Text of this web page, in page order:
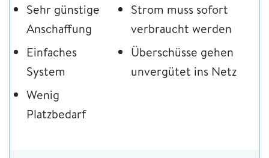
Sehr günstige
Anschaffung
Einfaches
System
Wenig
Platzbedarf
Strom muss sofort
verbraucht werden
Überschüsse gehen
unvergütet ins Netz